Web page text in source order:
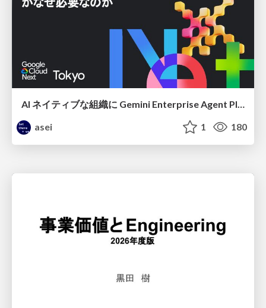
AI ネイティブな組織に Gemini Enterprise Agent Platform がなぜ必要なのか
asei
1 180